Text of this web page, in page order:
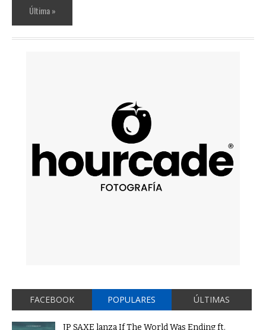
Última »
FACEBOOK POPULARES ÚLTIMAS
JP SAXE lanza If The World Was Ending ft.